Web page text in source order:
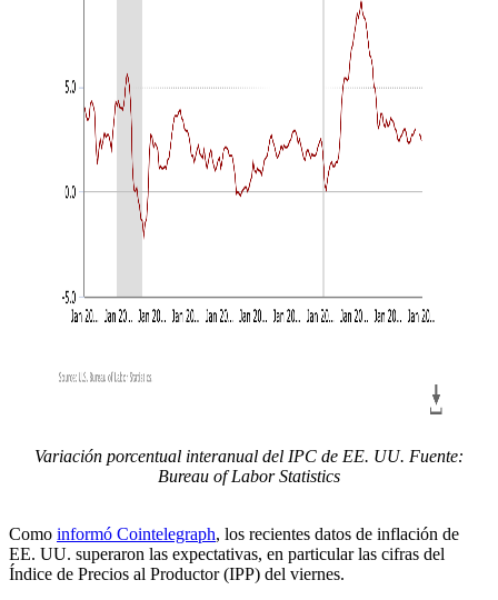
Variación porcentual interanual del IPC de EE. UU. Fuente:
Bureau of Labor Statistics
Como informó Cointelegraph, los recientes datos de inflación de
EE. UU. superaron las expectativas, en particular las cifras del
Índice de Precios al Productor (IPP) del viernes.